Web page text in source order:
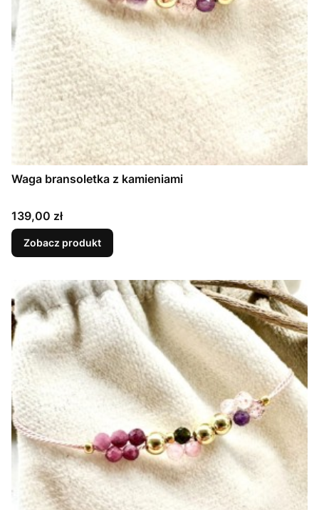
Waga bransoletka z kamieniami
Cena
139,00 zł
Zobacz produkt